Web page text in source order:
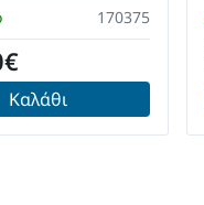
170375
Καλάθι